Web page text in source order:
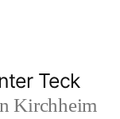
Teck
Kirchheim